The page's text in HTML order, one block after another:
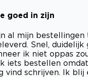
goed in zijn
al mijn
Snel, duidelijk
ik niet oppas
iets bestellen
vind schrijven. Ik blij